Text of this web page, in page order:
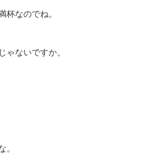
杯なのでね。
ゃないですか。
。